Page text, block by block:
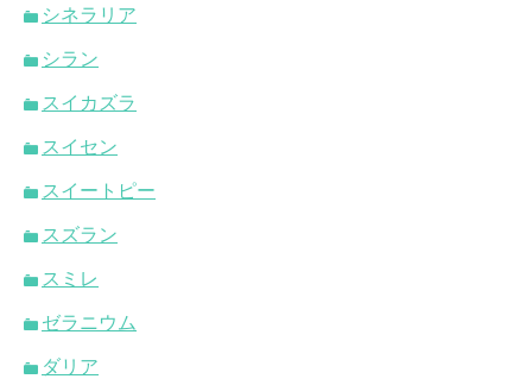
シネラリア
シラン
スイカズラ
スイセン
スイートピー
スズラン
スミレ
ゼラニウム
ダリア